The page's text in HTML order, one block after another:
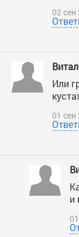
02
Или
01
и